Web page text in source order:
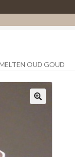
OUD GOUD